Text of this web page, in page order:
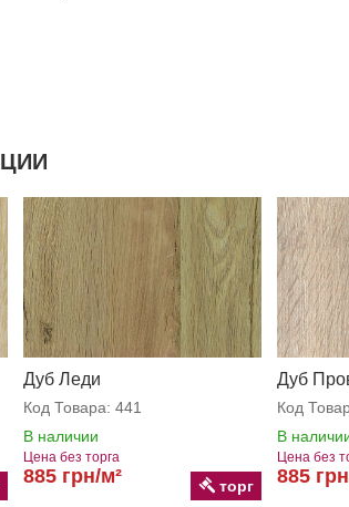
Дуб Леди
Код Товара: 441
В наличии
Цена без торга
885 грн/м² торг
Дуб
Код
В
Цена без
885